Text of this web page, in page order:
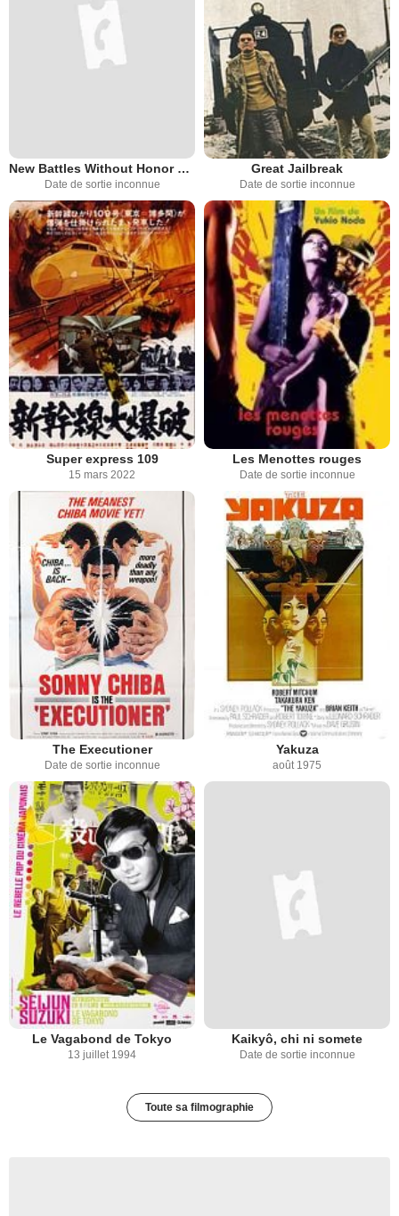
New Battles Without Honor and Humanity 3: Boss's Last Days
Date de sortie inconnue
Great Jailbreak
Date de sortie inconnue
Super express 109
15 mars 2022
Les Menottes rouges
Date de sortie inconnue
The Executioner
Date de sortie inconnue
Yakuza
août 1975
Le Vagabond de Tokyo
13 juillet 1994
Kaikyô, chi ni somete
Date de sortie inconnue
Toute sa filmographie